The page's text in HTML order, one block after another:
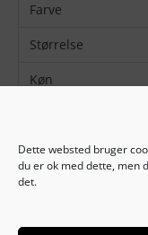
Dette websted bruger
du er ok med dette, men
det.
Farve
Størrelse
Køn
Stel matriale